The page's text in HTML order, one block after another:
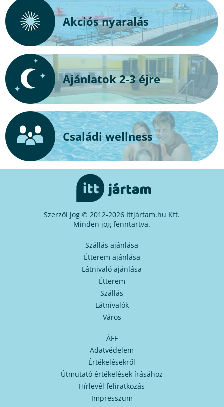
Akciós nyaralás
Ajánlatok 2-3 éjre
Családi wellness
Szerzői jog © 2012-2026 Ittjártam.hu Kft.
Minden jog fenntartva.
Szállás ajánlása
Étterem ajánlása
Látnivaló ajánlása
Étterem
Szállás
Látnivalók
Város
ÁFF
Adatvédelem
Értékelésekről
Útmutató értékelések írásához
Hírlevél feliratkozás
Impresszum